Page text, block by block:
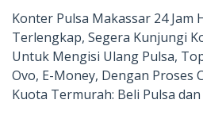
Konter Pulsa Makassar 24 Jam
Terlengkap, Segera Kunjungi
Untuk Mengisi Ulang Pulsa,
Ovo, E-Money, Dengan Proses
Kuota Termurah: Beli Pulsa